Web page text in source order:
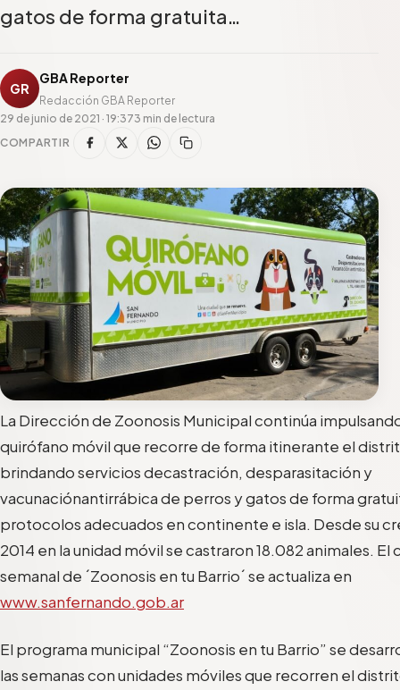
gatos de forma gratuita…
GR
GBA Reporter
Redacción GBA Reporter
29 de junio de 2021 · 19:373 min de lectura
COMPARTIR
La Dirección de Zoonosis Municipalcontinúa impulsa
quirófano móvil que recorre de forma itinerante el
brindando servicios decastración, desparasitación y
vacunaciónantirrábicade perros y gatosde formagr
protocolosadecuados en continente e isla. Desdesu
2014 en la unidad móvilse castraron18.082 animales. El
semanal de ´Zoonosis en tu Barrio´se actualiza en
www.sanfernando.gob.ar
El programa municipal “Zoonosis en tu Barrio” se
las semanas conunidades móviles que recorren el